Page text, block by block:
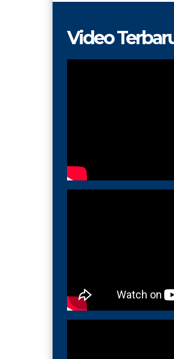
Video